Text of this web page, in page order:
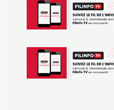
VOUS ABONNER